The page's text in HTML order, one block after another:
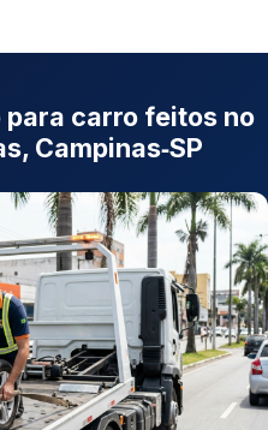
carro feitos no
Campinas‑SP